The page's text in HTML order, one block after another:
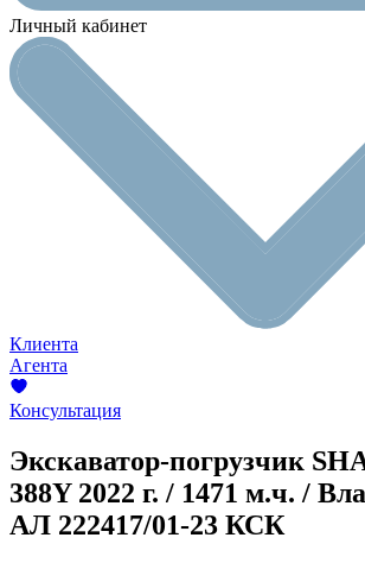
Личный кабинет
Клиента
Агента
Консультация
Экскаватор-погрузчик
388Y 2022 г. / 1471 м.ч. /
АЛ 222417/01-23 КСК